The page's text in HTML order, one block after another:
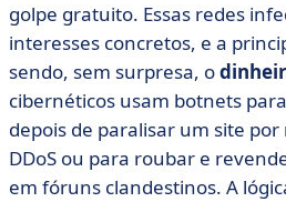
golpe gratuito. Essas redes
interesses concretos, e a
sendo, sem surpresa, o
cibernéticos usam botnets
depois de paralisar um site
DDoS ou para roubar e
em fóruns clandestinos. A